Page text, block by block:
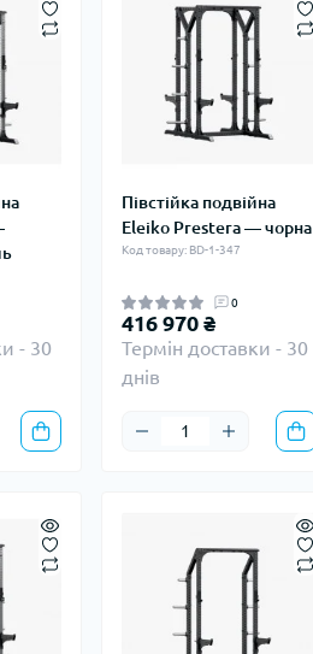
- 30
Півстійка подвійна
Eleiko Prestera — чорна
Код товару: BD-1-347
0
416 970 ₴
Термін доставки - 30
днів